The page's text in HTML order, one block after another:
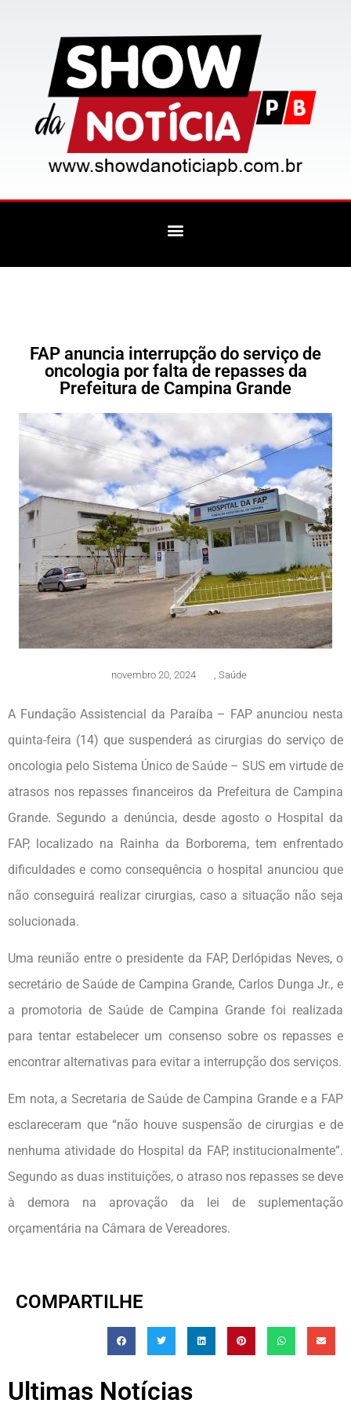
FAP anuncia interrupção do serviço de
oncologia por falta de repasses da
Prefeitura de Campina Grande
novembro 20, 2024 Saúde
A Fundação Assistencial da Paraíba – FAP anunciou nesta
quinta-feira (14) que suspenderá as cirurgias do serviço de
oncologia pelo Sistema Único de Saúde – SUS em virtude de
atrasos nos repasses financeiros da Prefeitura de Campina
Grande. Segundo a denúncia, desde agosto o Hospital da
FAP, localizado na Rainha da Borborema, tem enfrentado
dificuldades e como consequência o hospital anunciou que
não conseguirá realizar cirurgias, caso a situação não seja
solucionada.
Uma reunião entre o presidente da FAP, Derlópidas Neves, o
secretário de Saúde de Campina Grande, Carlos Dunga Jr., e
a promotoria de Saúde de Campina Grande foi realizada
para tentar estabelecer um consenso sobre os repasses e
encontrar alternativas para evitar a interrupção dos serviços.
Em nota, a Secretaria de Saúde de Campina Grande e a FAP
esclareceram que “não houve suspensão de cirurgias e de
nenhuma atividade do Hospital da FAP, institucionalmente”.
Segundo as duas instituições, o atraso nos repasses se deve
à demora na aprovação da lei de suplementação
orçamentária na Câmara de Vereadores.
COMPARTILHE
Ultimas Notícias